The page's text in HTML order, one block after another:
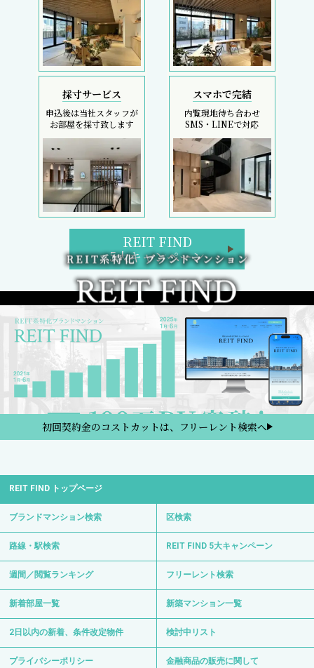
採寸サービス
申込後は当社スタッフが
お部屋を採寸致します
スマホで完結
内覧現地待ち合わせ
SMS・LINEで対応
REIT FIND
5大キャンペーン
初回契約金のコストカットは、フリーレント検索へ
REIT FIND トップページ
ブランドマンション検索 区検索
路線・駅検索 REIT FIND 5大キャンペーン
週間／閲覧ランキング フリーレント検索
新着部屋一覧 新築マンション一覧
2日以内の新着、条件改定物件 検討中リスト
プライバシーポリシー 金融商品の販売に関して